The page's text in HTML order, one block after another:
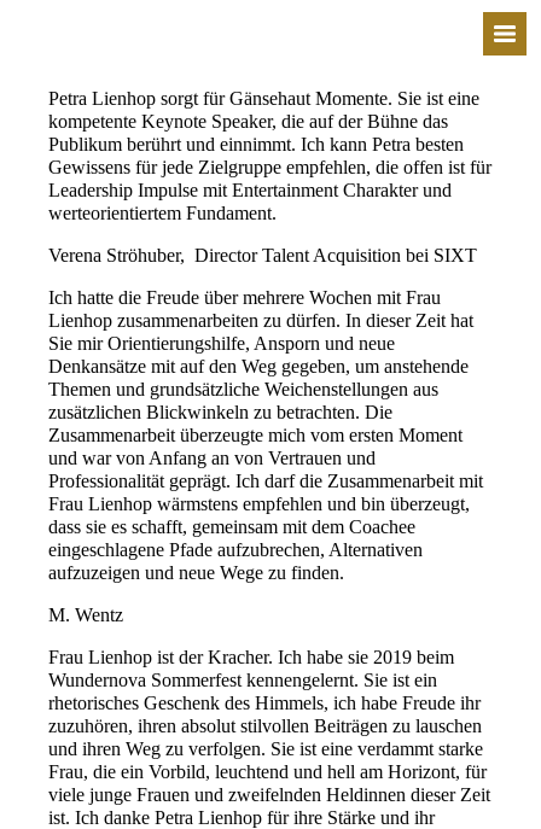
Petra Lienhop sorgt für Gänsehaut Momente. Sie ist eine
kompetente Keynote Speaker, die auf der Bühne das
Publikum berührt und einnimmt. Ich kann Petra besten
Gewissens für jede Zielgruppe empfehlen, die offen ist für
Leadership Impulse mit Entertainment Charakter und
werteorientiertem Fundament.
Verena Ströhuber, Director Talent Acquisition bei SIXT
Ich hatte die Freude über mehrere Wochen mit Frau
Lienhop zusammenarbeiten zu dürfen. In dieser Zeit hat
Sie mir Orientierungshilfe, Ansporn und neue
Denkansätze mit auf den Weg gegeben, um anstehende
Themen und grundsätzliche Weichenstellungen aus
zusätzlichen Blickwinkeln zu betrachten. Die
Zusammenarbeit überzeugte mich vom ersten Moment
und war von Anfang an von Vertrauen und
Professionalität geprägt. Ich darf die Zusammenarbeit mit
Frau Lienhop wärmstens empfehlen und bin überzeugt,
dass sie es schafft, gemeinsam mit dem Coachee
eingeschlagene Pfade aufzubrechen, Alternativen
aufzuzeigen und neue Wege zu finden.
M. Wentz
Frau Lienhop ist der Kracher. Ich habe sie 2019 beim
Wundernova Sommerfest kennengelernt. Sie ist ein
rhetorisches Geschenk des Himmels, ich habe Freude ihr
zuzuhören, ihren absolut stilvollen Beiträgen zu lauschen
und ihren Weg zu verfolgen. Sie ist eine verdammt starke
Frau, die ein Vorbild, leuchtend und hell am Horizont, für
viele junge Frauen und zweifelnden Heldinnen dieser Zeit
ist. Ich danke Petra Lienhop für ihre Stärke und ihr